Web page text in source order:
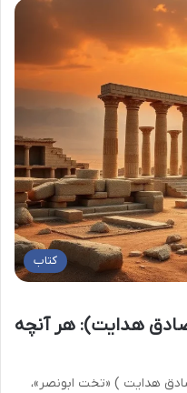
کتاب
هدایت): هر آنچه
هدایت ) «تخت ابونصر»،